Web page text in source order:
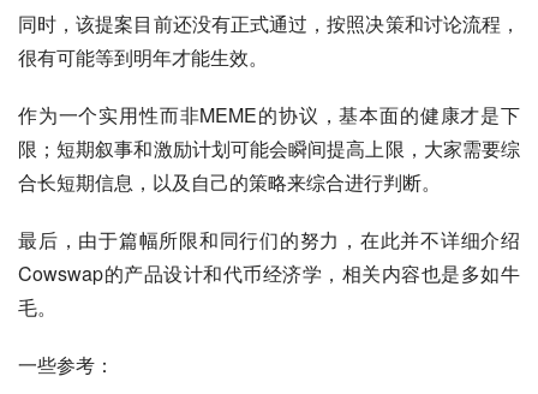
同时，该提案目前还没有正式通过，按照决策和讨论流程，
很有可能等到明年才能生效。
作为一个实用性而非MEME的协议，基本面的健康才是下
限；短期叙事和激励计划可能会瞬间提高上限，大家需要综
合长短期信息，以及自己的策略来综合进行判断。
最后，由于篇幅所限和同行们的努力，在此并不详细介绍
Cowswap的产品设计和代币经济学，相关内容也是多如牛
毛。
一些参考：